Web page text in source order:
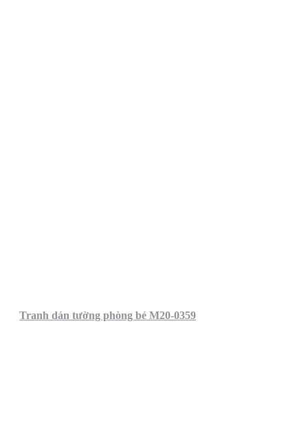
Tranh dán tường phòng bé M20-0359